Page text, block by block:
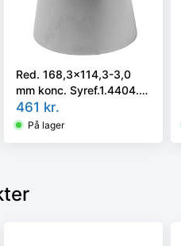
Red. 168,3x114,3-3,0
mm konc. Syref.1.4404.
ISO 5251/EN10253-3 el.
4 i vort valg
461 kr.
På lager